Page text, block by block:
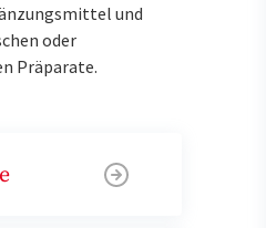
und
oder
Präparate.